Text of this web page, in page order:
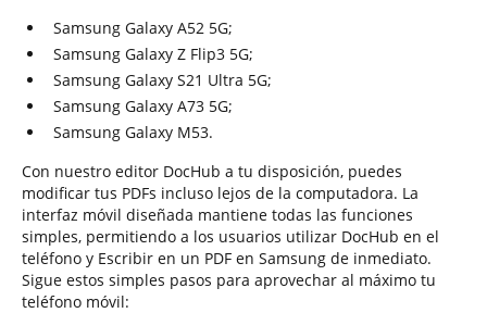
Samsung Galaxy A52 5G;
Samsung Galaxy Z Flip3 5G;
Samsung Galaxy S21 Ultra 5G;
Samsung Galaxy A73 5G;
Samsung Galaxy M53.
Con nuestro editor DocHub a tu disposición, puedes
modificar tus PDFs incluso lejos de la computadora. La
interfaz móvil diseñada mantiene todas las funciones
simples, permitiendo a los usuarios utilizar DocHub en el
teléfono y Escribir en un PDF en Samsung de inmediato.
Sigue estos simples pasos para aprovechar al máximo tu
teléfono móvil: